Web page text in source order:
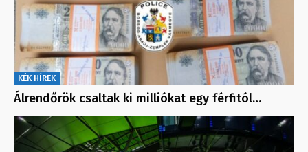
KÉK HÍREK
Álrendőrök csaltak ki milliókat egy férfitól…